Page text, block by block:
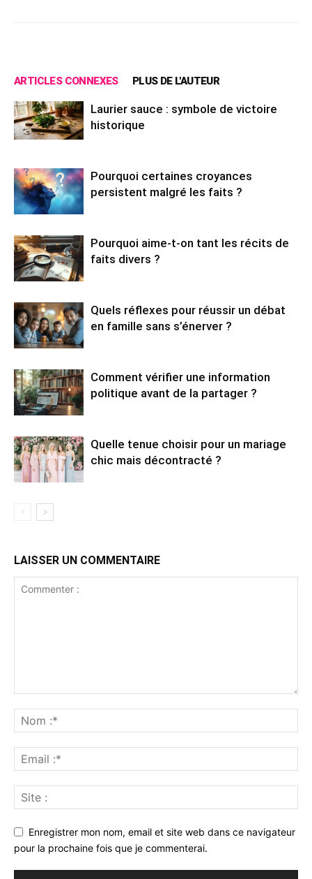
ARTICLES CONNEXES PLUS DE L'AUTEUR
Laurier sauce : symbole de victoire
historique
Pourquoi certaines croyances
persistent malgré les faits ?
Pourquoi aime-t-on tant les récits de
faits divers ?
Quels réflexes pour réussir un débat
en famille sans s’énerver ?
Comment vérifier une information
politique avant de la partager ?
Quelle tenue choisir pour un mariage
chic mais décontracté ?
LAISSER UN COMMENTAIRE
Enregistrer mon nom, email et site web dans ce navigateur
pour la prochaine fois que je commenterai.